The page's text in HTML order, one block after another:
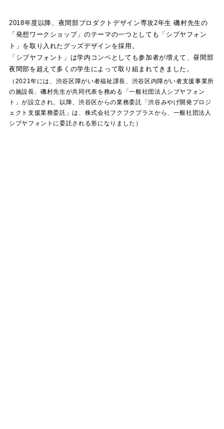
2018年度以降、夜間部プロダクトデザイン専攻2年生 磯村先生の
「発想ワークショップ」のテーマの一つとしても「シブヤフォン
ト」を取り入れたグッズデザインを採用。
「シブヤフォント」は学内コンペとしても参加者が増えて、昼間部
夜間部を超えて多くの学生によって取り組まれてきました。
（2021年には、渋谷区障がい者福祉課長、渋谷区内障がい者支援事業所
の施設長、磯村先生が共同代表を務める「一般社団法人シブヤフォン
ト」が設立され、以降、渋谷区からの業務委託「渋谷みやげ開発プロジ
ェクト支援業務委託」は、株式会社フクフクプラスから、一般社団法人
シブヤフォントに委託される形になりました）